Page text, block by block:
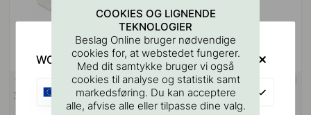
3M Overfladerengøringsserviet
122 3M-TAPE
Base Sæbe Pumpeholder - Mat
Sort
COOKIES OG LIGNENDE
TEKNOLOGIER
Beslag Online bruger nødvendige
cookies for, at webstedet fungerer.
Med dit samtykke bruger vi også
cookies til analyse og statistik samt
markedsføring. Du kan acceptere
alle, afvise alle eller tilpasse dine valg.
WOULD YOU RATHER VISIT?
EU